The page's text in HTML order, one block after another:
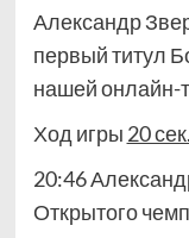
Александр
первый титул
нашей онлайн-
Ход игры 20 сек.
20:46
Открытого